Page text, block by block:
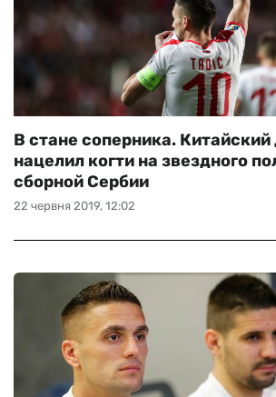
22 червня 2019, 12:02
В стане соперника. Китайский
нацелил когти на звездного
сборной Сербии